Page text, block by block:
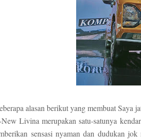
alasan berikut yang membuat
Livina merupakan satu-satunya
sensasi nyaman dan dudukan